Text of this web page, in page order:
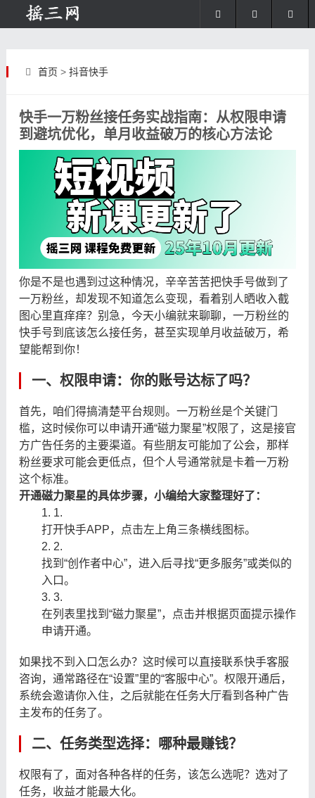
首页 > 抖音快手
快手一万粉丝接任务实战指南：从权限申请
到避坑优化，单月收益破万的核心方法论
你是不是也遇到过这种情况，辛辛苦苦把快手号做到了
一万粉丝，却发现不知道怎么变现，看着别人晒收入截
图心里直痒痒？别急，今天小编就来聊聊，一万粉丝的
快手号到底该怎么接任务，甚至实现单月收益破万，希
望能帮到你！
一、权限申请：你的账号达标了吗？
首先，咱们得搞清楚平台规则。一万粉丝是个关键门
槛，这时候你可以申请开通“磁力聚星”权限了，这是接官
方广告任务的主要渠道。有些朋友可能加了公会，那样
粉丝要求可能会更低点，但个人号通常就是卡着一万粉
这个标准。
开通磁力聚星的具体步骤，小编给大家整理好了：
1.
打开快手APP，点击左上角三条横线图标。
2.
找到“创作者中心”，进入后寻找“更多服务”或类似的
入口。
3.
在列表里找到“磁力聚星”，点击并根据页面提示操作
申请开通。
如果找不到入口怎么办？这时候可以直接联系快手客服
咨询，通常路径在“设置”里的“客服中心”。权限开通后，
系统会邀请你入住，之后就能在任务大厅看到各种广告
主发布的任务了。
二、任务类型选择：哪种最赚钱？
权限有了，面对各种各样的任务，该怎么选呢？选对了
任务，收益才能最大化。